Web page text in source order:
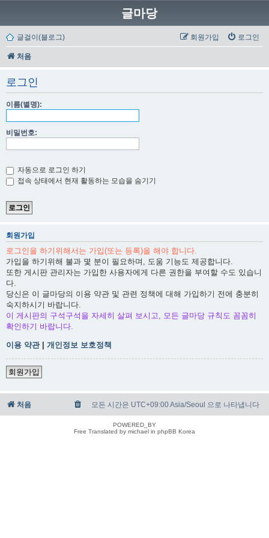
글마당
글걸이(블로그) 로그인
회원가입
처음
로그인
이름(별명):
비밀번호:
자동으로 로그인 하기
접속 상태에서 현재 활동하는 모습을 숨기기
회원가입
로그인을 하기위해서는 가입(또는 등록)을 해야 합니다.
가입을 하기위해 불과 몇 분이 필요하며, 도움 기능도 제공합니다.
또한 게시판 관리자는 가입한 사용자에게 다른 권한을 부여할 수도 있습니
다.
당신은 이 글마당의 이용 약관 및 관련 정책에 대해 가입하기 전에 충분히
숙지하시기 바랍니다.
이 게시판의 구석구석을 자세히 살펴 보시고, 모든 글마당 규칙도 꼼꼼히
확인하기 바랍니다.
이용 약관| 개인정보 보호정책
회원가입
처음 모든 시간은 UTC+09:00 Asia/Seoul 으로 나타냅니다
POWERED_BY
Free Translated by michael in phpBB Korea